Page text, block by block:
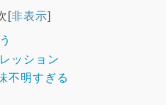
[非表示]
ッション
不明すぎる